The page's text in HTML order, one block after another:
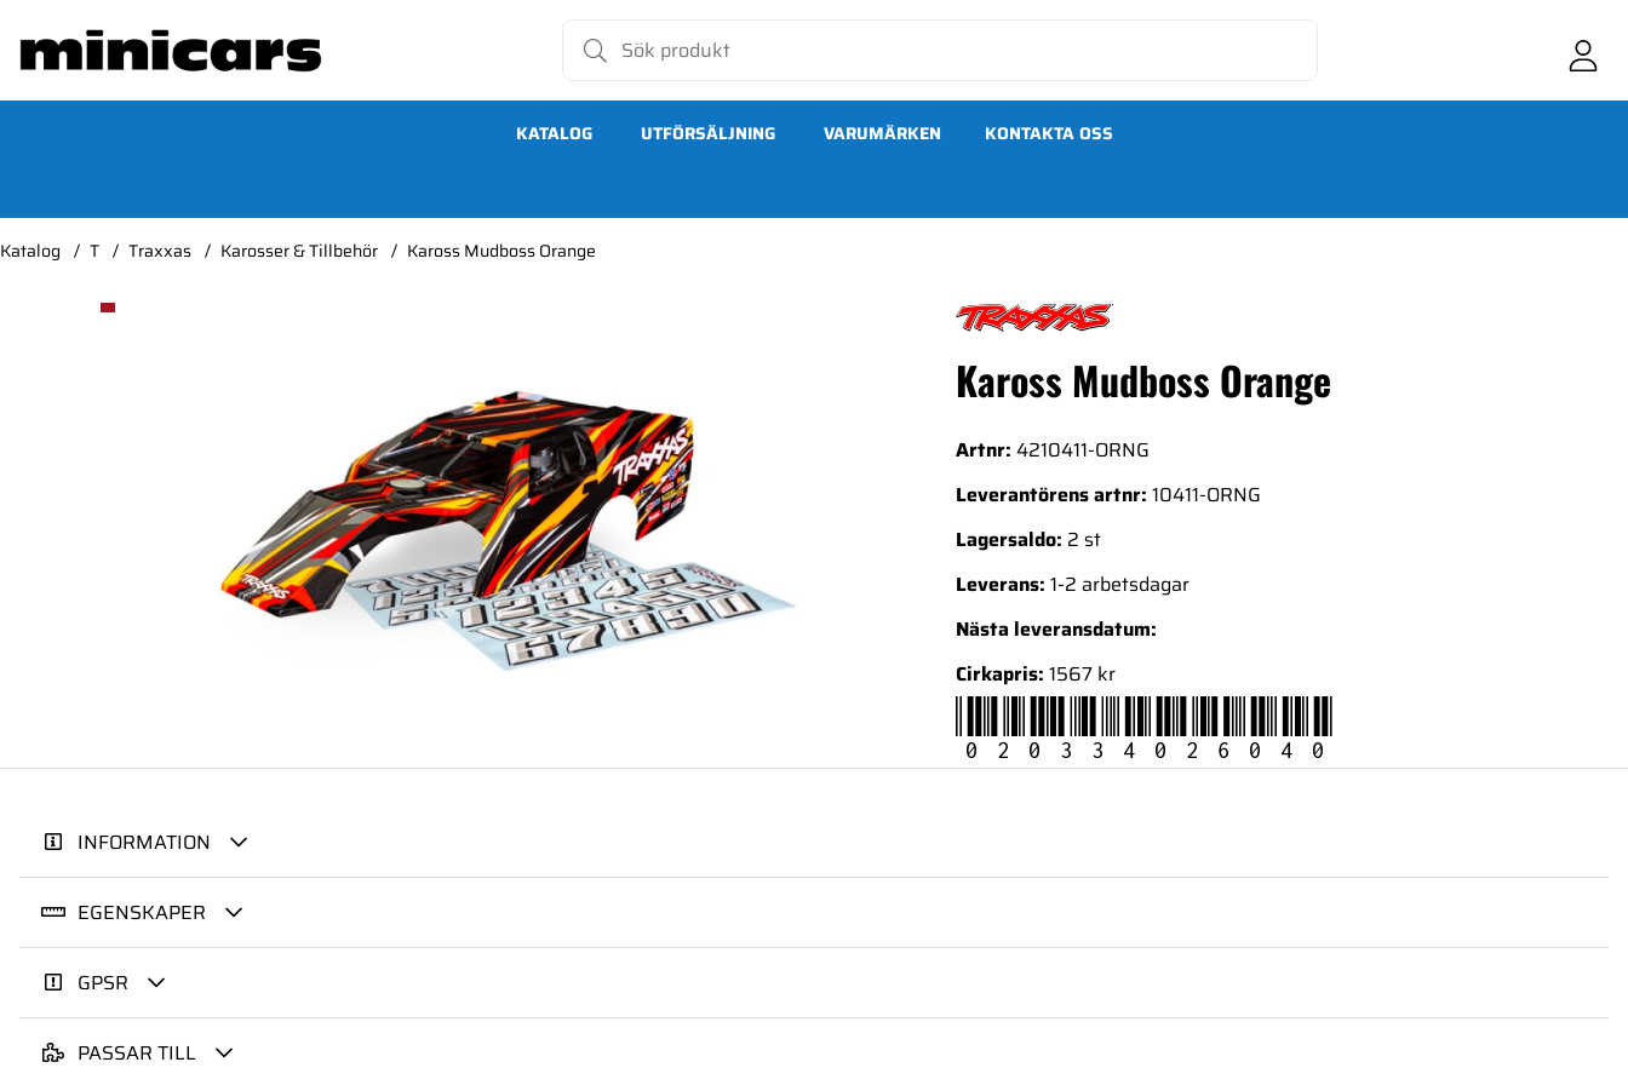
KATALOG UTFÖRSÄLJNING VARUMÄRKEN KONTAKTA OSS
Katalog T Traxxas Karosser & Tillbehör Kaross Mudboss Orange
Produktbilder Kaross Mudboss Orange
Kaross Mudboss Orange
Artnr: 4210411-ORNG
Leverantörens artnr: 10411-ORNG
Lagersaldo: 2 st
Leverans: 1-2 arbetsdagar
Nästa leveransdatum:
Cirkapris: 1567 kr
020334026040
INFORMATION
EGENSKAPER
GPSR
PASSAR TILL